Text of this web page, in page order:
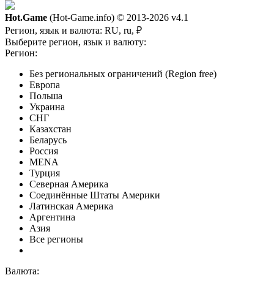
Hot.Game (Hot-Game.info) © 2013-2026 v4.1
Регион, язык и валюта: RU, ru, ₽
Выберите регион, язык и валюту:
Регион:
Без региональных ограничений (Region free)
Европа
Польша
Украина
СНГ
Казахстан
Беларусь
Россия
MENA
Турция
Северная Америка
Соединённые Штаты Америки
Латинская Америка
Аргентина
Азия
Все регионы
Валюта: